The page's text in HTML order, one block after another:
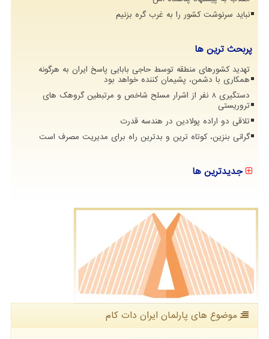
نباید سرنوشت کشور را به غرب گره بزنیم
پربحث ترین ها
تهدید کشورهای منطقه توسط حاجی بابایی پاسخ ایران به هرگونه
همکاری با دشمن، پشیمان کننده خواهد بود
دستگیری 8 نفر از اشرار مسلح شاخص و مرتبطین گروهک های
تروریستی
تلاقی دو اراده پولادین در هندسه قدرت
گرانی بنزین، کوتاه ترین و بدترین راه برای مدیریت مصرف است
جدیدترین ها
موضوع های پارلمان ایران دات كام